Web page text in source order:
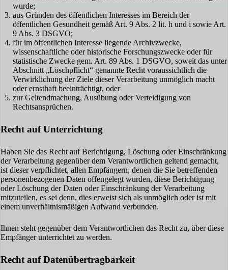
wurde;
aus Gründen des öffentlichen Interesses im Bereich der
öffentlichen Gesundheit gemäß Art. 9 Abs. 2 lit. h und i sowie Art.
9 Abs. 3 DSGVO;
für im öffentlichen Interesse liegende Archivzwecke,
wissenschaftliche oder historische Forschungszwecke oder für
statistische Zwecke gem. Art. 89 Abs. 1 DSGVO, soweit das unter
Abschnitt „Löschpflicht“ genannte Recht voraussichtlich die
Verwirklichung der Ziele dieser Verarbeitung unmöglich macht
oder ernsthaft beeinträchtigt, oder
zur Geltendmachung, Ausübung oder Verteidigung von
Rechtsansprüchen.
Recht auf Unterrichtung
Haben Sie das Recht auf Berichtigung, Löschung oder Einschränkung
der Verarbeitung gegenüber dem Verantwortlichen geltend gemacht,
ist dieser verpflichtet, allen Empfängern, denen die Sie betreffenden
personenbezogenen Daten offengelegt wurden, diese Berichtigung
oder Löschung der Daten oder Einschränkung der Verarbeitung
mitzuteilen, es sei denn, dies erweist sich als unmöglich oder ist mit
einem unverhältnismäßigen Aufwand verbunden.
Ihnen steht gegenüber dem Verantwortlichen das Recht zu, über diese
Empfänger unterrichtet zu werden.
Recht auf Datenübertragbarkeit